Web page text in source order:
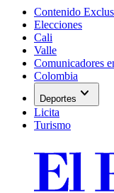
Contenido
Elecciones
Cali
Valle
Comunicadores
Colombia
Deportes expand_more
Licita
Turismo